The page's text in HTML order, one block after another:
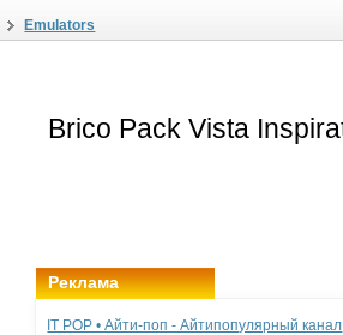
Emulators
Реклама
IT POP • Айти-поп - Айтипопулярный канал